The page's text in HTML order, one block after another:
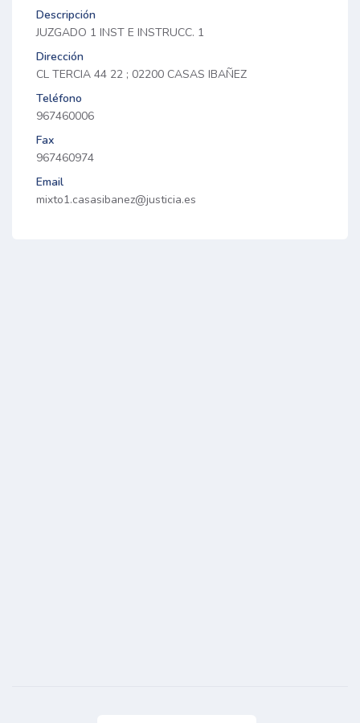
Descripción
JUZGADO 1 INST E INSTRUCC. 1
Dirección
CL TERCIA 44 22 ; 02200 CASAS IBAÑEZ
Teléfono
967460006
Fax
967460974
Email
mixto1.casasibanez@justicia.es